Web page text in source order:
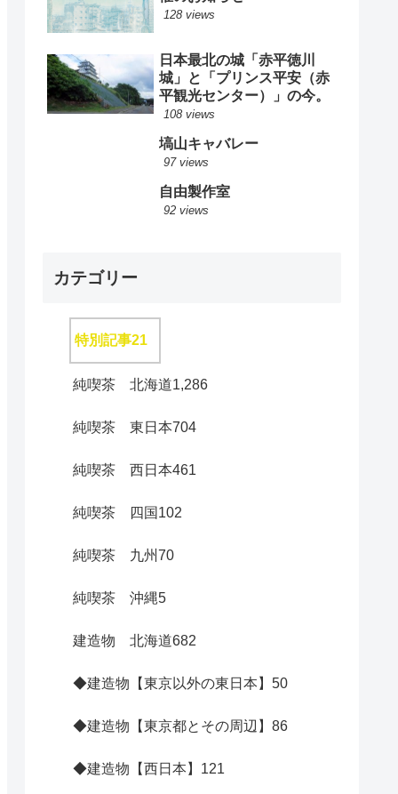
128 views
日本最北の城「赤平徳川
城」と「プリンス平安（赤
平観光センター）」の今。
108 views
塙山キャバレー
97 views
自由製作室
92 views
カテゴリー
特別記事21
純喫茶 北海道1,286
純喫茶 東日本704
純喫茶 西日本461
純喫茶 四国 102
純喫茶 九州70
純喫茶 沖縄5
建造物 北海道682
◆建造物【東京以外の東日本】 50
◆建造物【東京都とその周辺】 86
◆建造物【西日本】 121